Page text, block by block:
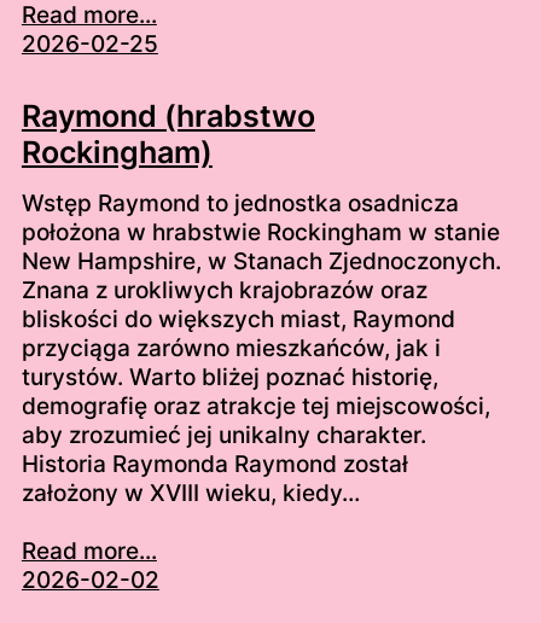
Read more...
2026-02-25
Raymond (hrabstwo
Rockingham)
Wstęp Raymond to jednostka osadnicza
położona w hrabstwie Rockingham w stanie
New Hampshire, w Stanach Zjednoczonych.
Znana z urokliwych krajobrazów oraz
bliskości do większych miast, Raymond
przyciąga zarówno mieszkańców, jak i
turystów. Warto bliżej poznać historię,
demografię oraz atrakcje tej miejscowości,
aby zrozumieć jej unikalny charakter.
Historia Raymonda Raymond został
założony w XVIII wieku, kiedy…
Read more...
2026-02-02